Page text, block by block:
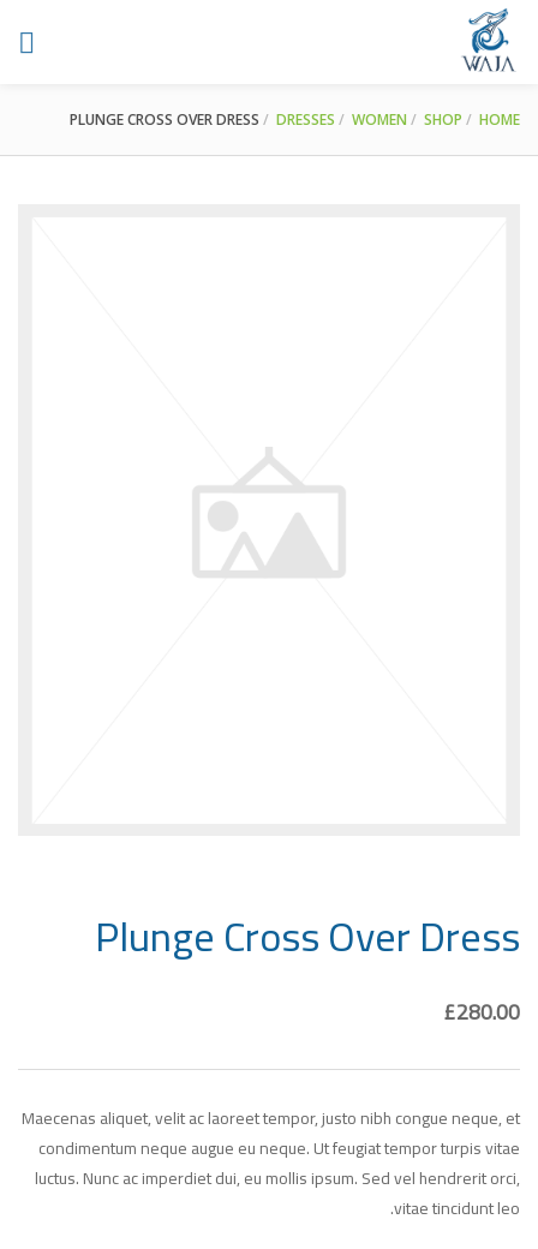
HOME
SHOP
WOMEN
DRESSES
PLUNGE CROSS OVER DRESS
Plunge Cross Over Dress
£280.00
Maecenas aliquet, velit ac laoreet tempor, justo nibh congue neque, et
condimentum neque augue eu neque. Ut feugiat tempor turpis vitae
luctus. Nunc ac imperdiet dui, eu mollis ipsum. Sed vel hendrerit orci,
vitae tincidunt leo.